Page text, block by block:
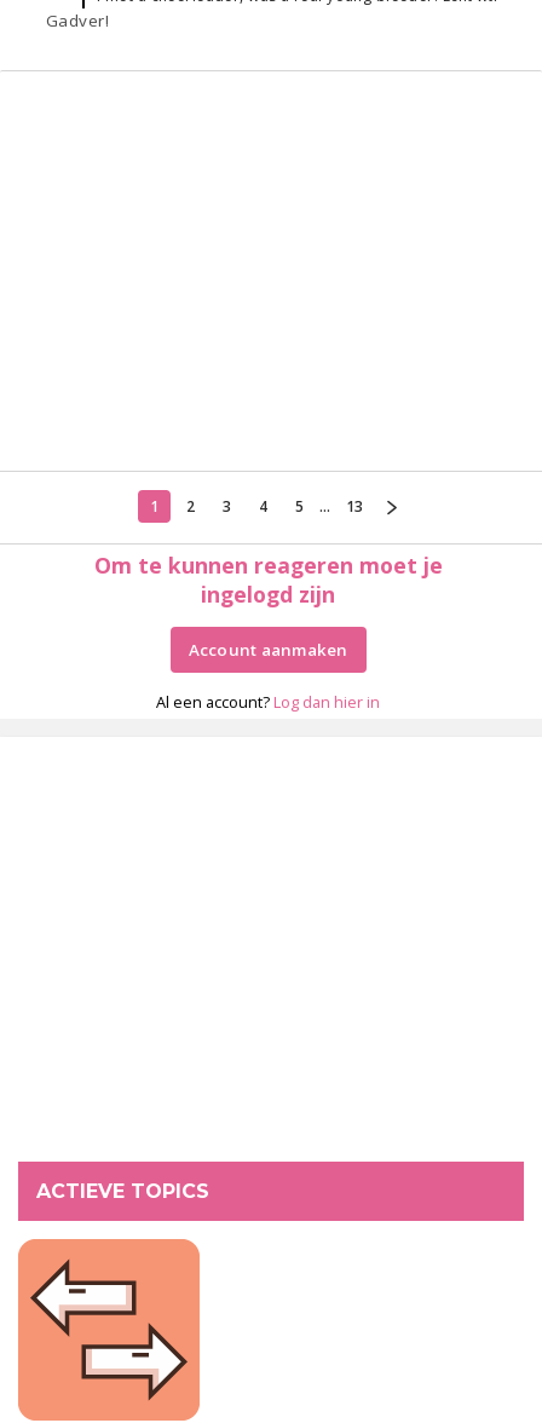
Gadver!
1 2 3 4 5 ... 13
Om te kunnen reageren moet je
ingelogd zijn
Account aanmaken
Al een account? Log dan hier in
ACTIEVE TOPICS